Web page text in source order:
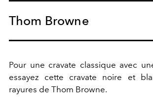
Thom Browne
Pour une cravate classique avec
essayez cette cravate noire et
rayures de Thom Browne.